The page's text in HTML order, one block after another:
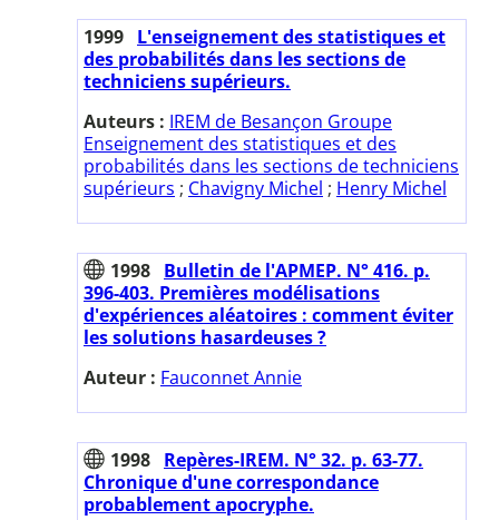
1999 L'enseignement des statistiques et
des probabilités dans les sections de
techniciens supérieurs.
Auteurs : IREM de Besançon Groupe
Enseignement des statistiques et des
probabilités dans les sections de techniciens
supérieurs ; Chavigny Michel ; Henry Michel
1998 Bulletin de l'APMEP. N° 416. p.
396-403. Premières modélisations
d'expériences aléatoires : comment éviter
les solutions hasardeuses ?
Auteur : Fauconnet Annie
1998 Repères-IREM. N° 32. p. 63-77.
Chronique d'une correspondance
probablement apocryphe.